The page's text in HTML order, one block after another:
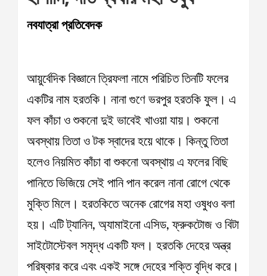
নবযাত্রা প্রতিবেদক
আয়ুর্বেদিক বিজ্ঞানে ত্রিফলা নামে পরিচিত তিনটি ফলের
একটির নাম হরতকি। নানা গুণে ভরপুর হরতকি ফুল। এ
ফল কাঁচা ও শুকনো দুই ভাবেই খাওয়া যায়। শুকনো
অবস্থায় তিতা ও টক স্বাদের হয়ে থাকে। কিন্তু তিতা
হলেও নিয়মিত কাঁচা বা শুকনো অবস্থায় এ ফলের বিছি
পানিতে ভিজিয়ে সেই পানি পান করেল নানা রোগে থেকে
মুক্তি মিলে। হরতকিতে অনেক রোগের মহা ওষুধও বলা
হয়। এটি ট্যানিন, অ্যামাইনো এসিড, ফ্রুকটোজ ও বিটা
সাইটোস্টেবল সমৃদ্ধ একটি ফল। হরতকি দেহের অন্ত্র
পরিষ্কার করে এবং একই সঙ্গে দেহের শক্তি বৃদ্ধি করে।